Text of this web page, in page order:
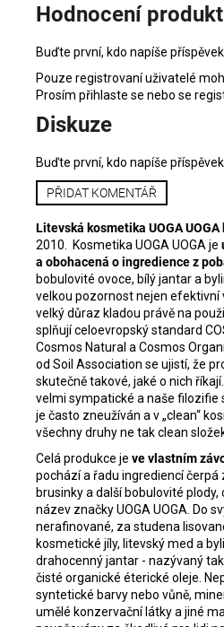
Hodnocení
Buďte první, kdo napíše
Pouze registrovaní uživatelé
Prosím přihlaste se nebo se
Diskuze
Buďte první, kdo napíše
PŘIDAT KOMENTÁŘ
Litevská kosmetika UOGA UOGA
2010. Kosmetika UOGA UOGA je
a obohacená o ingredience z
bobulovité ovoce, bílý jantar a
velkou pozornost nejen efektivní
velký důraz kladou právě na
splňují celoevropský standard
Cosmos Natural a Cosmos
od Soil Association se ujistí, že
skutečně takové, jaké o nich
velmi sympatické a naše filozifie
je často zneužíván a v „clean“
všechny druhy ne tak clean
Celá produkce je ve vlastním
pochází a řadu ingrediencí čerpá
brusinky a další bobulovité
název značky UOGA UOGA. Do
nerafinované, za studena
kosmetické jíly, litevský med a
drahocenný jantar - nazývaný
čisté organické éterické oleje.
syntetické barvy nebo vůně,
umělé konzervační látky a jiné